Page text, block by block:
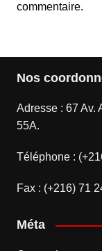
commentaire.
Nos
Adresse : 67 Av.
55A.
Téléphone :
Fax : (+216) 71
Méta